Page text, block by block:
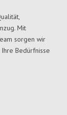
Mit
sorgen wir
Bedürfnisse